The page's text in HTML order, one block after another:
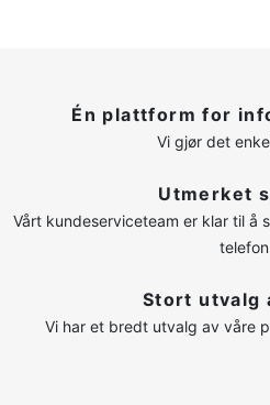
Én plattform for
Vi gjør det
Utmerket
Vårt kundeserviceteam er klar til å
Stort utvalg
Vi har et bredt utvalg av våre